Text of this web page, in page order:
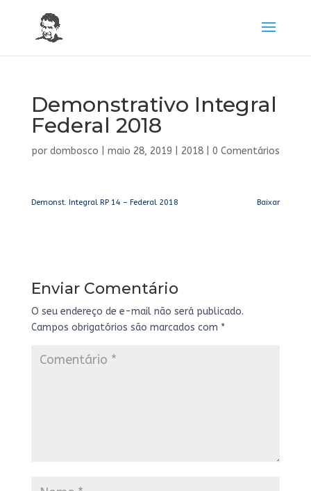
Demonstrativo Integral
Federal 2018
por dombosco maio 28, 2019 2018| 0 Comentários
Demonst. Integral RP 14 – Federal 2018 Baixar
Enviar Comentário
O seu endereço de e-mail não será publicado.
Campos obrigatórios são marcados com *